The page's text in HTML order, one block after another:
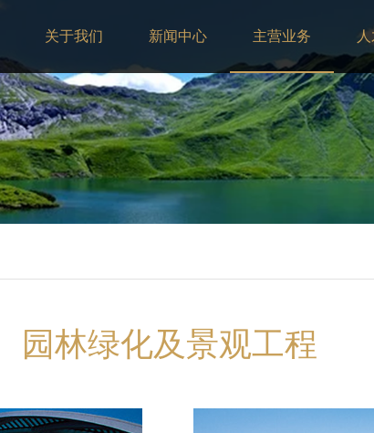
关于我们 新闻中心 主营业务
园林绿化及景观工程